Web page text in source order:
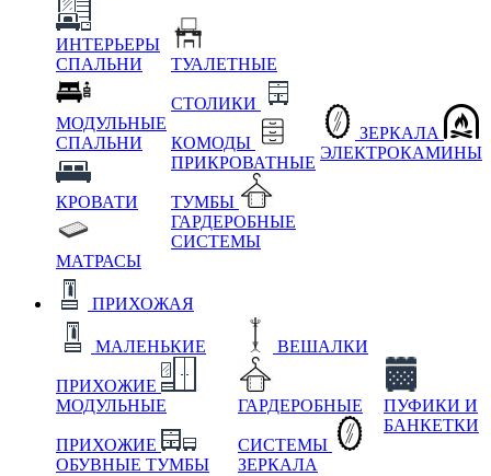
ИНТЕРЬЕРЫ
СПАЛЬНИ
МОДУЛЬНЫЕ
СПАЛЬНИ
КРОВАТИ
МАТРАСЫ
ТУАЛЕТНЫЕ
СТОЛИКИ
КОМОДЫ
ПРИКРОВАТНЫЕ
ТУМБЫ
ГАРДЕРОБНЫЕ
СИСТЕМЫ
ЗЕРКАЛА
ЭЛЕКТРОКАМИНЫ
ПРИХОЖАЯ
МАЛЕНЬКИЕ
ПРИХОЖИЕ
МОДУЛЬНЫЕ
ПРИХОЖИЕ
ОБУВНЫЕ ТУМБЫ
ВЕШАЛКИ
ГАРДЕРОБНЫЕ
СИСТЕМЫ
ЗЕРКАЛА
ПУФИКИ И
БАНКЕТКИ